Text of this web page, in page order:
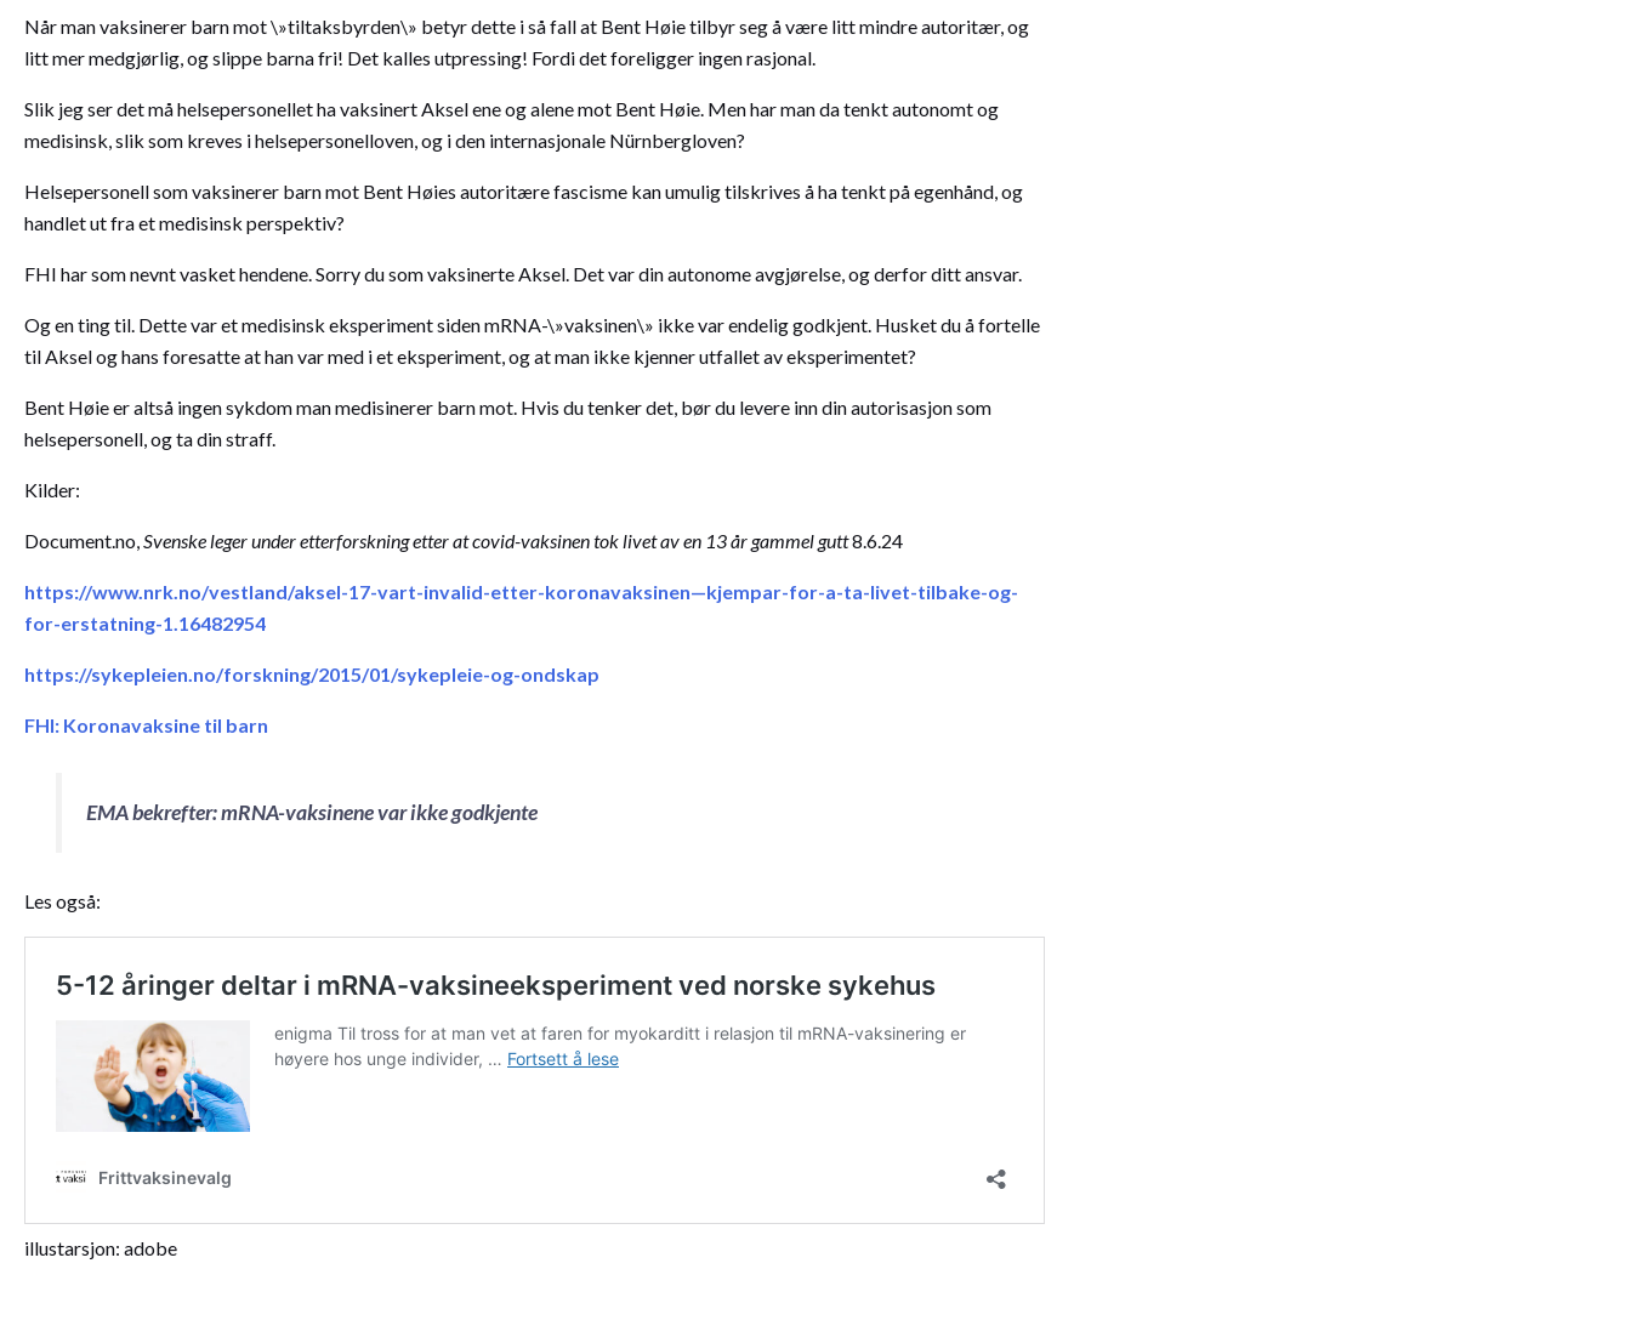
Når man vaksinerer barn mot \»tiltaksbyrden\» betyr dette i så fall at Bent Høie tilbyr seg å være litt mindre autoritær, og
litt mer medgjørlig, og slippe barna fri! Det kalles utpressing! Fordi det foreligger ingen rasjonal.
Slik jeg ser det må helsepersonellet ha vaksinert Aksel ene og alene mot Bent Høie. Men har man da tenkt autonomt og
medisinsk, slik som kreves i helsepersonelloven, og i den internasjonale Nürnbergloven?
Helsepersonell som vaksinerer barn mot Bent Høies autoritære fascisme kan umulig tilskrives å ha tenkt på egenhånd, og
handlet ut fra et medisinsk perspektiv?
FHI har som nevnt vasket hendene. Sorry du som vaksinerte Aksel. Det var din autonome avgjørelse, og derfor ditt ansvar.
Og en ting til. Dette var et medisinsk eksperiment siden mRNA-\»vaksinen\» ikke var endelig godkjent. Husket du å fortelle
til Aksel og hans foresatte at han var med i et eksperiment, og at man ikke kjenner utfallet av eksperimentet?
Bent Høie er altså ingen sykdom man medisinerer barn mot. Hvis du tenker det, bør du levere inn din autorisasjon som
helsepersonell, og ta din straff.
Kilder:
Document.no,Svenske leger under etterforskning etter at covid-vaksinen tok livet av en 13 år gammel gutt8.6.24
https://www.nrk.no/vestland/aksel-17-vart-invalid-etter-koronavaksinen—kjempar-for-a-ta-livet-tilbake-og-
for-erstatning-1.16482954
https://sykepleien.no/forskning/2015/01/sykepleie-og-ondskap
FHI: Koronavaksine til barn
EMA bekrefter: mRNA-vaksinene var ikke godkjente
Les også:
illustarsjon: adobe